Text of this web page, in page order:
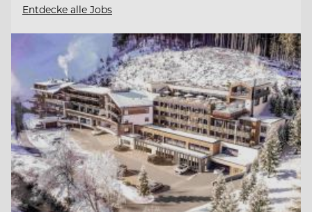
Entdecke alle Jobs